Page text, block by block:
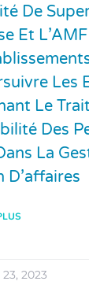
De
Et
Les
Le
Des
La
D’affaires
2023